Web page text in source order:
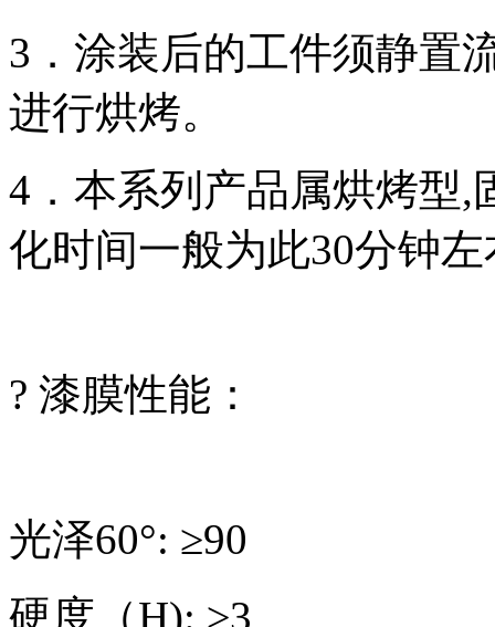
3．涂装后的工件须静置
进行烘烤。
4．本系列产品属烘烤型
化时间一般为此30分钟
? 漆膜性能：
光泽60°: ≥90
硬度（H): ≥3